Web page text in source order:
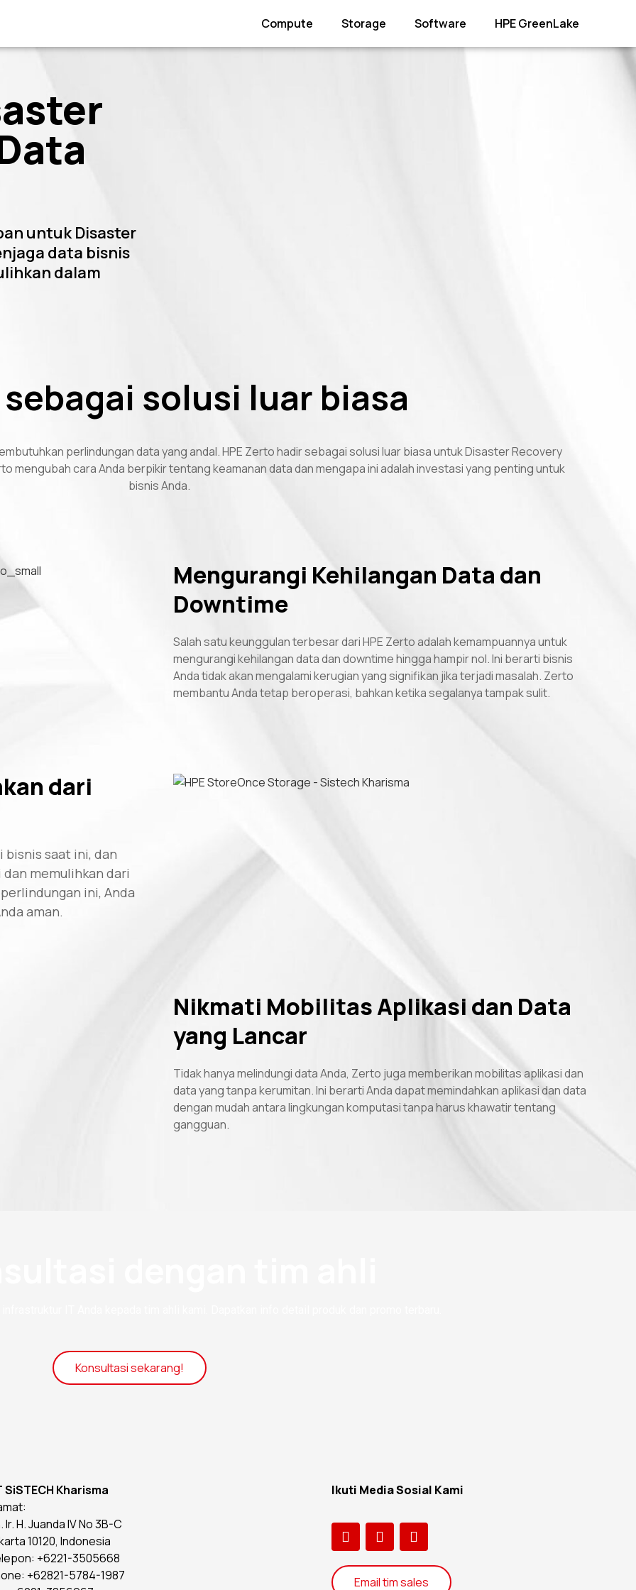
Compute Storage Software HPE GreenLake
untuk Disaster
data bisnis
dalam
solusi luar biasa
perlindungan data yang andal. HPE Zerto hadir sebagai solusi luar biasa untuk Disaster Recovery
mengubah cara Anda berpikir tentang keamanan data dan mengapa ini adalah investasi yang penting untuk
bisnis Anda.
Mengurangi Kehilangan Data dan
Downtime
Salah satu keunggulan terbesar dari HPE Zerto adalah kemampuannya untuk
mengurangi kehilangan data dan downtime hingga hampir nol. Ini berarti bisnis
Anda tidak akan mengalami kerugian yang signifikan jika terjadi masalah. Zerto
membantu Anda tetap beroperasi, bahkan ketika segalanya tampak sulit.
dari
bisnis saat ini, dan
memulihkan dari
ini, Anda
aman.
Nikmati Mobilitas Aplikasi dan Data
yang Lancar
Tidak hanya melindungi data Anda, Zerto juga memberikan mobilitas aplikasi dan
data yang tanpa kerumitan. Ini berarti Anda dapat memindahkan aplikasi dan data
dengan mudah antara lingkungan komputasi tanpa harus khawatir tentang
gangguan.
Konsultasi sekarang!
SiSTECH Kharisma
Ir. H. Juanda IV No 3B-C
10120, Indonesia
+6221-3505668
+62821-5784-1987
Ikuti Media Sosial Kami
Email tim sales